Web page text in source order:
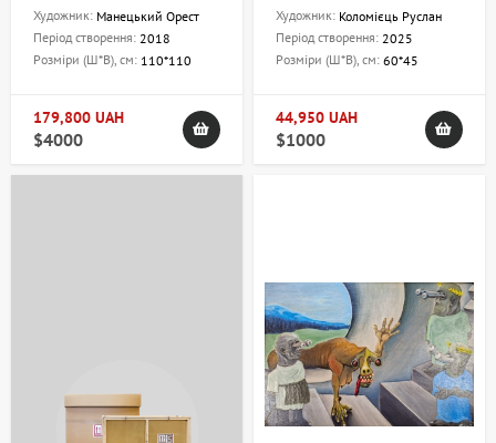
Художник: Манецький Орест
Період створення: 2018
Розміри (Ш*В), см: 110*110
179,800 UAH
$4000
Художник: Коломієць Руслан
Період створення: 2025
Розміри (Ш*В), см: 60*45
44,950 UAH
$1000